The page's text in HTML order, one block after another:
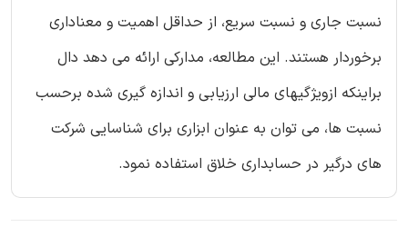
نسبت جاری و نسبت سریع، از حداقل اهمیت و معناداری
برخوردار هستند. این مطالعه، مدارکی ارائه می دهد دال
براینکه ازویژگیهای مالی ارزیابی و اندازه گیری شده برحسب
نسبت ها، می توان به عنوان ابزاری برای شناسایی شرکت
های درگیر در حسابداری خلاق استفاده نمود.